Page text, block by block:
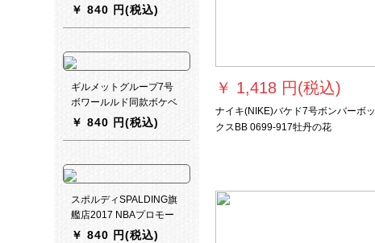
￥ 1,418 円(税込)
ナイキ(NIKE)バケド7号ボンバーボッ
クスBB 0699-917牡丹の花
￥ 840 円(税込)
ギルメットグループ7号
ボワールルド同款ボケベ
ル
￥ 840 円(税込)
スポルディSPALDING旗
艦店2017 NBAプロモー
ションZE Zi/O表皮材料
￥ 840 円(税込)